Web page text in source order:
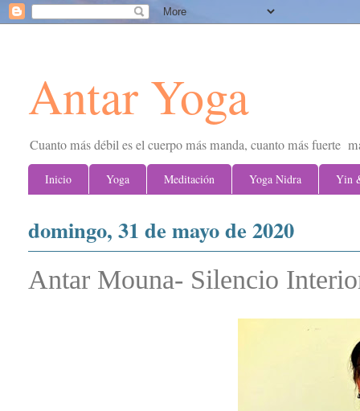
Antar Yoga
Cuanto más débil es el cuerpo más manda, cuanto más fuerte
Inicio Yoga Meditación Yoga Nidra Yin
domingo, 31 de mayo de 2020
Antar Mouna- Silencio